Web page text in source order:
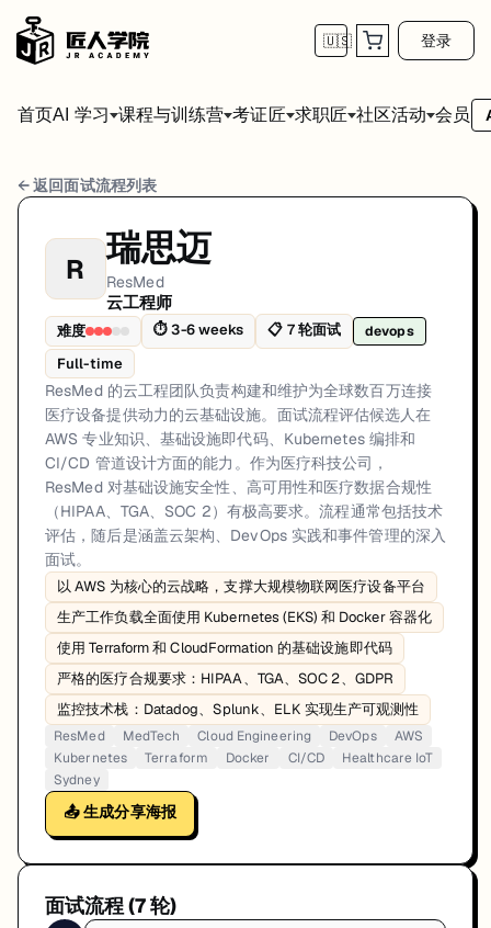
🇺🇸 登录
首页AI 学习 课程与训练营 考证匠 求职匠 社区活动 会员
ResMed 云工程师 面试流程
岗位方向: devops
ResMed 的云工程团队负责构建和维护为全球数百万连接医疗设备提
ResMed的云工程师面试共7轮，以下是每轮面试的详细流程和准备建议
第1轮 (1-2 weeks): 通过 ResMed 招聘门户或 LinkedIn 提交申
面试亮点: AWS-first cloud strategy powering IoT medical device
标签: ResMed, MedTech, Cloud Engineering, DevOps, AWS,
← 返回面试流程列表
R 瑞思迈
ResMed
云工程师
难度 ⏱3-6 weeks 📋 7轮面试 devops
Full-time
ResMed 的云工程团队负责构建和维护为全球数百万连接
医疗设备提供动力的云基础设施。面试流程评估候选人在
AWS 专业知识、基础设施即代码、Kubernetes 编排和
CI/CD 管道设计方面的能力。作为医疗科技公司，
ResMed 对基础设施安全性、高可用性和医疗数据合规性
（HIPAA、TGA、SOC 2）有极高要求。流程通常包括技术
评估，随后是涵盖云架构、DevOps 实践和事件管理的深入
面试。
以 AWS 为核心的云战略，支撑大规模物联网医疗设备平台
生产工作负载全面使用 Kubernetes (EKS) 和 Docker 容器化
使用 Terraform 和 CloudFormation 的基础设施即代码
严格的医疗合规要求：HIPAA、TGA、SOC 2、GDPR
监控技术栈：Datadog、Splunk、ELK 实现生产可观测性
ResMed MedTech Cloud Engineering DevOps
AWS
Kubernetes
Terraform Docker CI/CD
Healthcare IoT
Sydney
📤 生成分享海报
面试流程 (7轮)